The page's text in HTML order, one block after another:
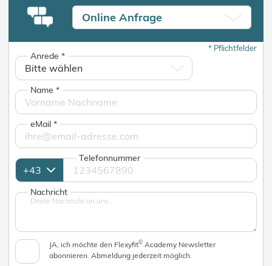
Online Anfrage
*Pflichtfelder
Anrede*
Name*
eMail*
Telefonnummer
Nachricht
JA, ich möchte den Flexyfit© Academy Newsletter
abonnieren. Abmeldung jederzeit möglich.